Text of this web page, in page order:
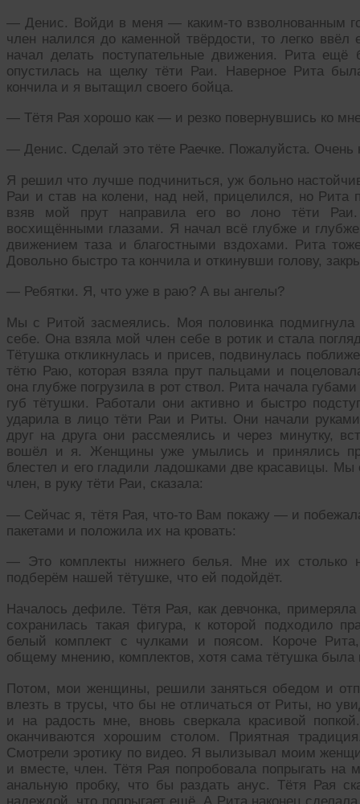
— Денис. Войди в меня — каким-то взволнованным
член налился до каменной твёрдости, то легко
начал делать поступательные движения. Рита
опустилась на щелку тёти Раи. Наверное Рита
кончила и я вытащил своего бойца.
— Тётя Рая хорошо как — и резко повернувшись ко
— Денис. Сделай это тёте Раечке. Пожалуйста. Очень
Я решил что лучше подчиниться, уж больно
Раи и став на колени, над ней, прицелился, но Рита
взяв мой прут направила его во лоно тёти
восхищёнными глазами. Я начал всё глубже и
движением таза и благостными вздохами. Рита
Довольно быстро та кончила и откинувши голову,
— Ребятки. Я, что уже в раю? А вы ангелы?
Мы с Ритой засмеялись. Моя половинка
себе. Она взяла мой член себе в ротик и стала
Тётушка откликнулась и присев, подвинулась
тётю Раю, которая взяла прут пальцами и
она глубже погрузила в рот ствол. Рита начала
губ тётушки. Работали они активно и быстро
ударила в лицо тёти Раи и Риты. Они начали
друг на друга они рассмеялись и через минутку,
вошёл и я. Женщины уже умылись и принялись
блестел и его гладили ладошками две красавицы.
член, в руку тёти Раи, сказала:
— Сейчас я, тётя Рая, что-то Вам покажу — и
пакетами и положила их на кровать:
— Это комплекты нижнего белья. Мне их столько
подберём нашей тётушке, что ей подойдёт.
Началось дефиле. Тётя Рая, как девчонка,
сохранилась такая фигура, к которой подходило
белый комплект с чулками и поясом. Короче
общему мнению, комплектов, хотя сама тётушка была
Потом, мои женщины, решили заняться обедом и
влезть в трусы, что бы не отличаться от Риты, но
и на радость мне, вновь сверкала красивой
оканчиваются хорошим столом. Приятная
Смотрели эротику по видео. Я вылизывал моим
и вместе, член. Тётя Рая попробовала попрыгать
анальную пробку, что бы раздать анус. Тётя Рая
надеждой, что попрыгает ещё. А Рита наконец